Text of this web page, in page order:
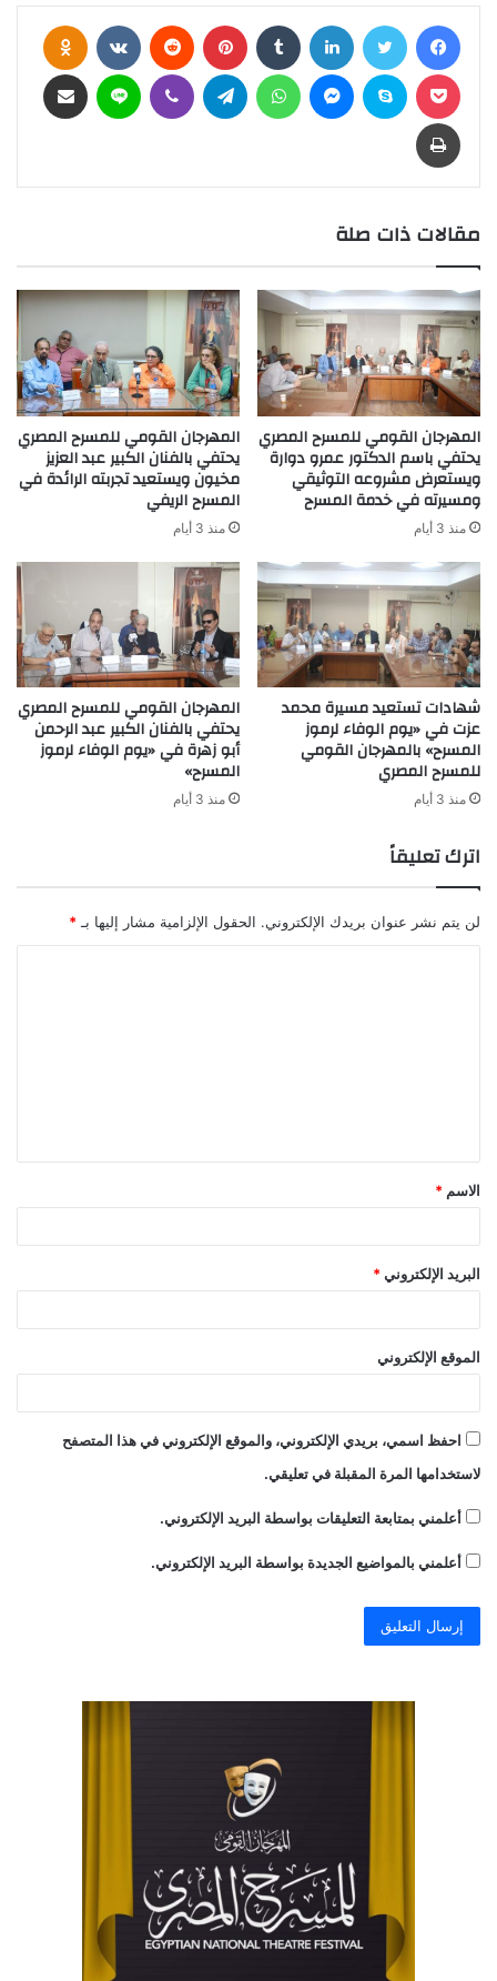
فيسبوك تويتر لينكدإن بينتيريست
بوكيت سكايب ماسنجر واتساب تيلقرام ڤايبر لاين
طباعة
مقالات ذات صلة
المهرجان القومي للمسرح المصري
يحتفي باسم الدكتور عمرو دوارة
ويستعرض مشروعه التوثيقي
ومسيرته في خدمة المسرح
منذ 3 أيام
المهرجان القومي للمسرح المصري
يحتفي بالفنان الكبير عبد العزيز
مخيون ويستعيد تجربته الرائدة في
المسرح الريفي
منذ 3 أيام
شهادات تستعيد مسيرة محمد
عزت في «يوم الوفاء لرموز
المسرح» بالمهرجان القومي
للمسرح المصري
منذ 3 أيام
المهرجان القومي للمسرح المصري
يحتفي بالفنان الكبير عبد الرحمن
أبو زهرة في «يوم الوفاء لرموز
المسرح»
منذ 3 أيام
اترك تعليقاً
لن يتم نشر عنوان بريدك الإلكتروني. الحقول الإلزامية مشار إليها بـ *
ق
*
الاسم *
البريد الإلكتروني *
الموقع الإلكتروني
احفظ اسمي، بريدي الإلكتروني، والموقع الإلكتروني في هذا المتصفح
لاستخدامها المرة المقبلة في تعليقي.
أعلمني بمتابعة التعليقات بواسطة البريد الإلكتروني.
أعلمني بالمواضيع الجديدة بواسطة البريد الإلكتروني.